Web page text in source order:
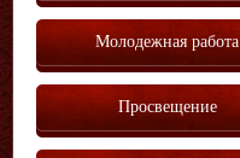
Молодежная работа
Просвещение